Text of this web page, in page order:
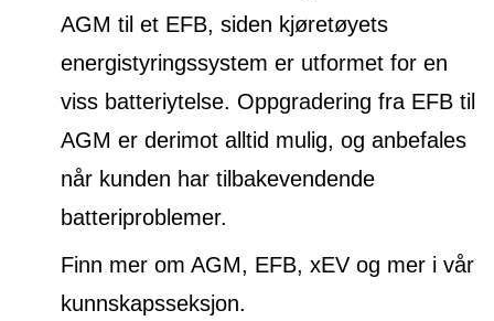
AGM til et EFB, siden kjøretøyets
energistyringssystem er utformet for en
viss batteriytelse. Oppgradering fra EFB til
AGM er derimot alltid mulig, og anbefales
når kunden har tilbakevendende
batteriproblemer.
Finn mer om AGM, EFB, xEV og mer i vår
kunnskapsseksjon.